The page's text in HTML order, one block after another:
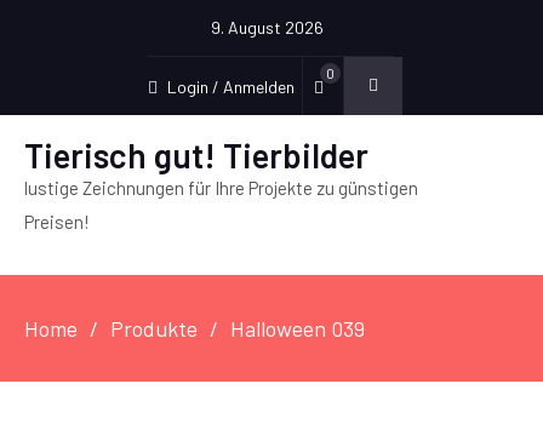
9. August 2026
Login / Anmelden
0
Tierisch gut! Tierbilder
lustige Zeichnungen für Ihre Projekte zu günstigen
Preisen!
Home Produkte Halloween 039